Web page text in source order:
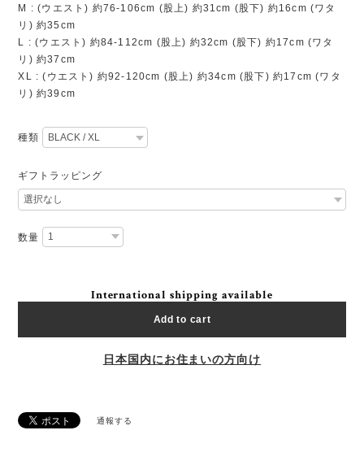
M : (ウエスト) 約76-106cm (股上) 約31cm (股下) 約16cm (ワタ
リ) 約35cm
L : (ウエスト) 約84-112cm (股上) 約32cm (股下) 約17cm (ワタ
リ) 約37cm
XL : (ウエスト) 約92-120cm (股上) 約34cm (股下) 約17cm (ワタ
リ) 約39cm
種類
ギフトラッピング
数量
International shipping available
Add to cart
日本国内にお住まいの方向け
通報する